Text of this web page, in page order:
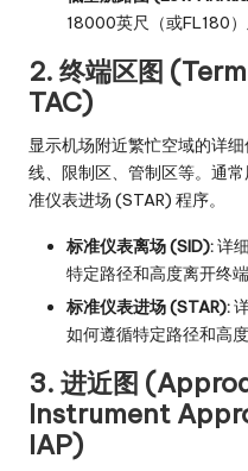
18000英尺（或FL180）
2. 终端区图
TAC)
显示机场附近繁忙空域的详
线、限制区、管制区等。通
准仪表进场 (STAR) 程序。
标准仪表离场 (SID):详
特定路径和高度离开终端
标准仪表进场 (STAR):
如何遵循特定路径和高
3. 进近图
Instrument
IAP)